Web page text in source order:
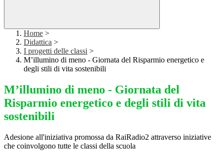
Home >
Didattica >
I progetti delle classi >
M’illumino di meno - Giornata del Risparmio energetico e
degli stili di vita sostenibili
M’illumino di meno - Giornata del
Risparmio energetico e degli stili di vita
sostenibili
Adesione all'iniziativa promossa da RaiRadio2 attraverso iniziative
che coinvolgono tutte le classi della scuola